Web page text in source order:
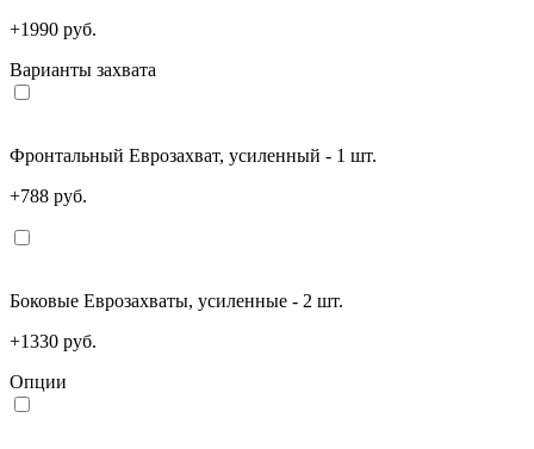
+1990 руб.
Варианты захвата
Фронтальный Еврозахват, усиленный - 1 шт.
+788 руб.
Боковые Еврозахваты, усиленные - 2 шт.
+1330 руб.
Опции